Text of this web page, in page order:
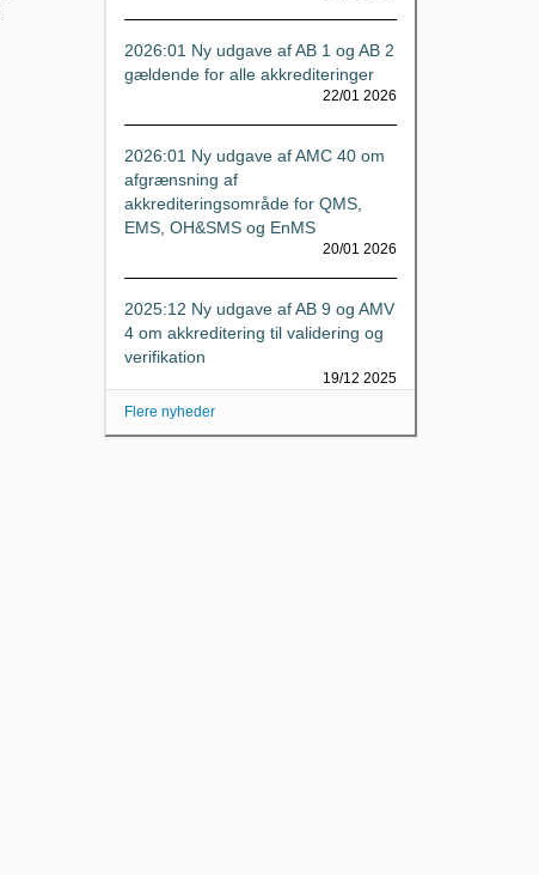
2026:01 Ny udgave af AB 1 og AB 2
gældende for alle akkrediteringer
22/01 2026
2026:01 Ny udgave af AMC 40 om
afgrænsning af
akkrediteringsområde for QMS,
EMS, OH&SMS og EnMS
20/01 2026
2025:12 Ny udgave af AB 9 og AMV
4 om akkreditering til validering og
verifikation
19/12 2025
Flere nyheder